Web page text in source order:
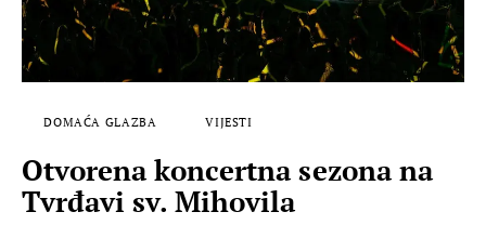
DOMAĆA GLAZBA VIJESTI
Otvorena koncertna sezona na
Tvrđavi sv. Mihovila